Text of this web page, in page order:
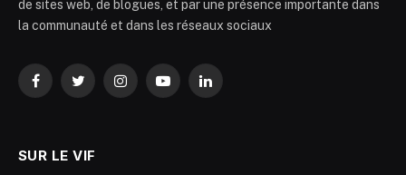
de sites web, de blogues, et par une présence importante dans
la communauté et dans les réseaux sociaux
FacebookTwitterInstagramYouTubeLinkedIn
SUR LE VIF